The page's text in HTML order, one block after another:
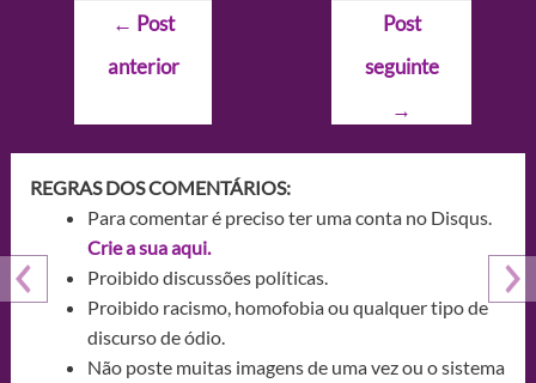
Navegação
Post
← Post
anterior
Post
seguinte
→
REGRAS DOS COMENTÁRIOS:
Para comentar é preciso ter uma conta no Disqus.
Crie a sua aqui.
Proibido discussões políticas.
Proibido racismo, homofobia ou qualquer tipo de
discurso de ódio.
Não poste muitas imagens de uma vez ou o sistema